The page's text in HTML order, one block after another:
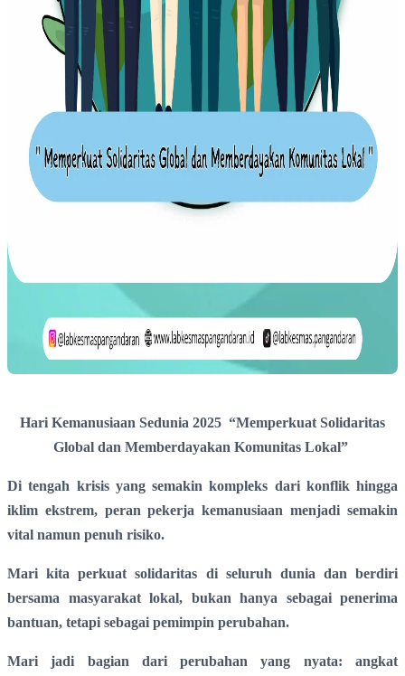
Hari Kemanusiaan Sedunia 2025 “Memperkuat Solidaritas
Global dan Memberdayakan Komunitas Lokal”
Di tengah krisis yang semakin kompleks dari konflik hingga
iklim ekstrem, peran pekerja kemanusiaan menjadi semakin
vital namun penuh risiko.
Mari kita perkuat solidaritas di seluruh dunia dan berdiri
bersama masyarakat lokal, bukan hanya sebagai penerima
bantuan, tetapi sebagai pemimpin perubahan.
Mari jadi bagian dari perubahan yang nyata: angkat